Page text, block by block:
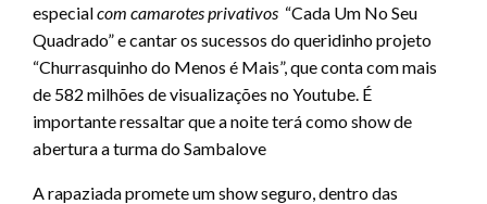
especialcom camarotes privativos “Cada Um No Seu
Quadrado” e cantar os sucessos do queridinho projeto
“Churrasquinho do Menos é Mais”, que conta com mais
de 582 milhões de visualizações no Youtube. É
importante ressaltar que a noite terá como show de
abertura a turma do Sambalove
A rapaziada promete um show seguro, dentro das